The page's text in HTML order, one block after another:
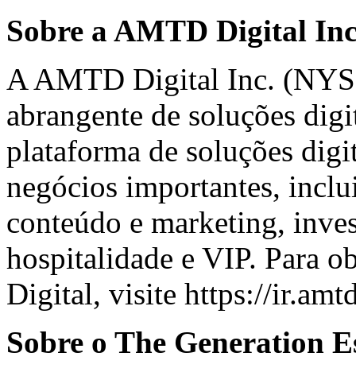
Sobre a AMTD Digital
A AMTD Digital Inc.
abrangente de soluções
plataforma de soluções
negócios importantes,
conteúdo e marketing,
hospitalidade e VIP. Para
Digital, visite https://
Sobre o The Generation